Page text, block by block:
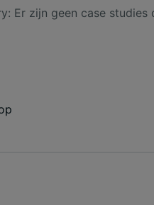
Er zijn geen case